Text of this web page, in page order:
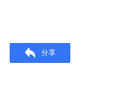
分享